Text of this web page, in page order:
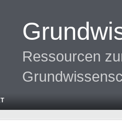
Ressourcen